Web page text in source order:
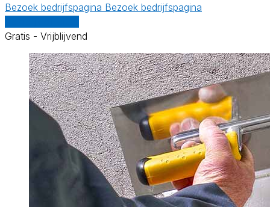
Bezoek bedrijfspagina Bezoek bedrijfspagina
Gratis - Vrijblijvend